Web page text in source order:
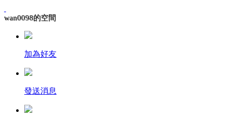
wan0098的空間
加為好友
發送消息